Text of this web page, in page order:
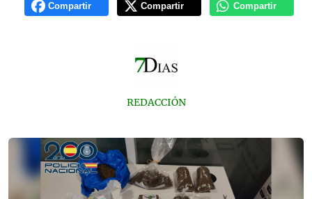
Compartir Compartir Compartir
REDACCIÓN